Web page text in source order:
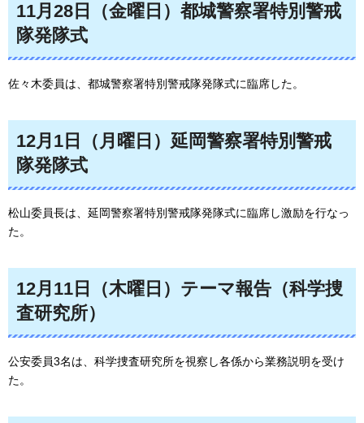
11月28日（金曜日）都城警察署特別警戒
隊発隊式
佐々木委員は、都城警察署特別警戒隊発隊式に臨席した。
12月1日（月曜日）延岡警察署特別警戒
隊発隊式
松山委員長は、延岡警察署特別警戒隊発隊式に臨席し激励を行なっ
た。
12月11日（木曜日）テーマ報告（科学捜
査研究所）
公安委員3名は、科学捜査研究所を視察し各係から業務説明を受け
た。